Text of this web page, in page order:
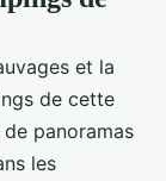
et la
de cette
panoramas
les